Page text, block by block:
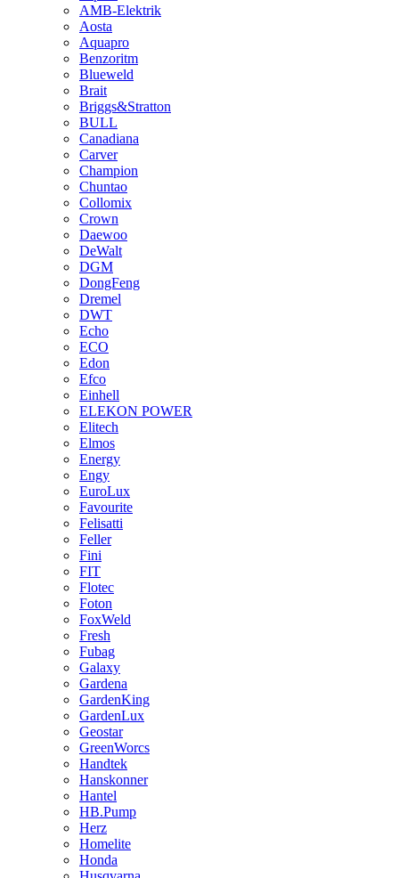
AMB-Elektrik
Aosta
Aquapro
Benzoritm
Blueweld
Brait
Briggs&Stratton
BULL
Canadiana
Carver
Champion
Chuntao
Collomix
Crown
Daewoo
DeWalt
DGM
DongFeng
Dremel
DWT
Echo
ECO
Edon
Efco
Einhell
ELEKON POWER
Elitech
Elmos
Energy
Engy
EuroLux
Favourite
Felisatti
Feller
Fini
FIT
Flotec
Foton
FoxWeld
Fresh
Fubag
Galaxy
Gardena
GardenKing
GardenLux
Geostar
GreenWorcs
Handtek
Hanskonner
Hantel
HB.Pump
Herz
Homelite
Honda